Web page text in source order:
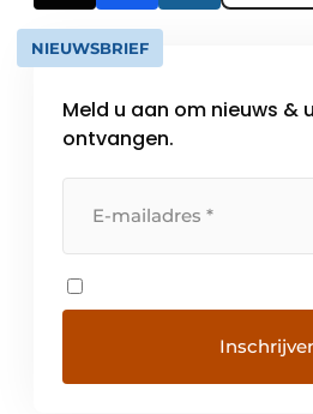
NIEUWSBRIEF
Meld u aan om nieuws &
ontvangen.